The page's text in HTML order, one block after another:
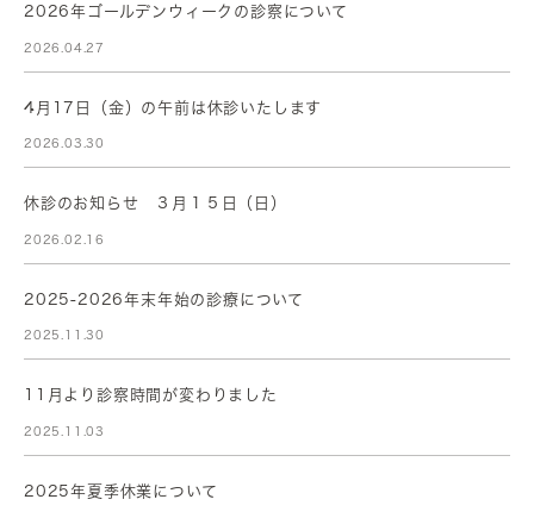
2026年ゴールデンウィークの診察について
2026.04.27
4月17日（金）の午前は休診いたします
2026.03.30
休診のお知らせ ３月１５日（日）
2026.02.16
2025-2026年末年始の診療について
2025.11.30
11月より診察時間が変わりました
2025.11.03
2025年夏季休業について